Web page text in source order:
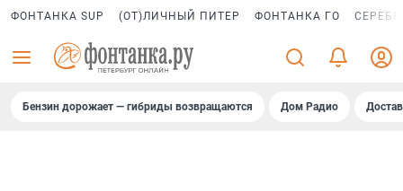
ФОНТАНКА SUP (ОТ)ЛИЧНЫЙ ПИТЕР ФОНТАНКА ГО
Бензин дорожает — гибриды возвращаются Дом Радио